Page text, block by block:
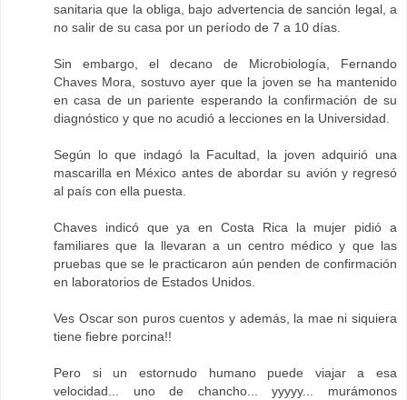
sanitaria que la obliga, bajo advertencia de sanción legal, a
no salir de su casa por un período de 7 a 10 días.
Sin embargo, el decano de Microbiología, Fernando
Chaves Mora, sostuvo ayer que la joven se ha mantenido
en casa de un pariente esperando la confirmación de su
diagnóstico y que no acudió a lecciones en la Universidad.
Según lo que indagó la Facultad, la joven adquirió una
mascarilla en México antes de abordar su avión y regresó
al país con ella puesta.
Chaves indicó que ya en Costa Rica la mujer pidió a
familiares que la llevaran a un centro médico y que las
pruebas que se le practicaron aún penden de confirmación
en laboratorios de Estados Unidos.
Ves Oscar son puros cuentos y además, la mae ni siquiera
tiene fiebre porcina!!
Pero si un estornudo humano puede viajar a esa
velocidad... uno de chancho... yyyyy... murámonos